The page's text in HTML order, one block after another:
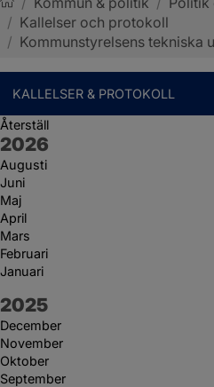
Sotenäs kommun
/ Kallelser och protokoll
/ Kommunstyrelsens tekniska
KALLELSER & PROTOKOLL
Återställ
År:
2026
Augusti
Juni
Maj
April
Mars
Februari
Januari
År:
2025
December
November
Oktober
September